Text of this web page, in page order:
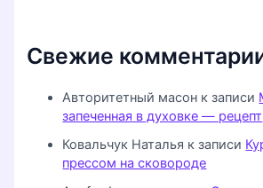
Свежие
Авторитетный масон к записи
запеченная в духовке — рецепт
Ковальчук Наталья к записи
прессом на сковороде